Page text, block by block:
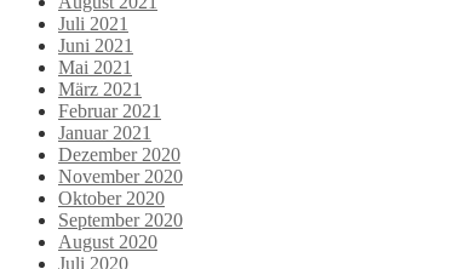
Juli 2021
Juni 2021
Mai 2021
März 2021
Februar 2021
Januar 2021
Dezember 2020
November 2020
Oktober 2020
September 2020
August 2020
Juli 2020